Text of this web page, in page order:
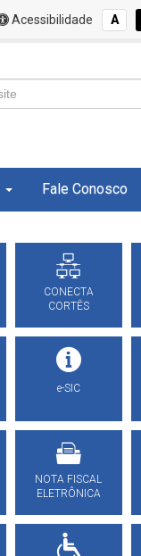
Acessibilidade A
Fale Conosco
CONECTA
CORTÊS
e-SIC
NOTA FISCAL
ELETRÔNICA